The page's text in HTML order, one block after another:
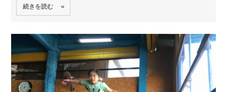
続きを読む »